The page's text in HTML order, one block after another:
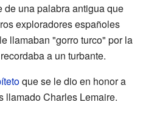
de una palabra antigua que
exploradores españoles
llamaban "gorro turco" por la
a un turbante.
que se le dio en honor a
llamado Charles Lemaire.